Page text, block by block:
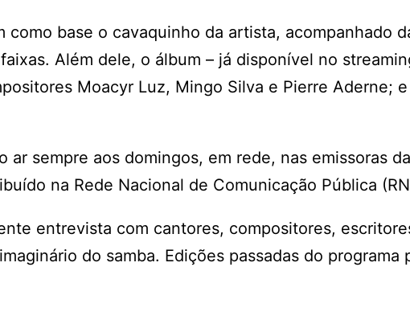
como base o cavaquinho da artista, acompanhado
Além dele, o álbum – já disponível no
Moacyr Luz, Mingo Silva e Pierre Aderne;
ar sempre aos domingos, em rede, nas emissoras
na Rede Nacional de Comunicação Pública
entrevista com cantores, compositores,
do samba. Edições passadas do programa